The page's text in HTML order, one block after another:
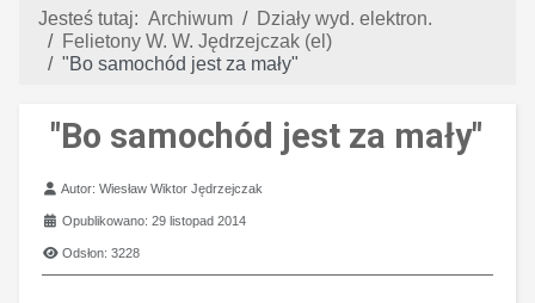
Jesteś tutaj: Archiwum
Działy wyd. elektron.
Felietony W. W. Jędrzejczak (el)
"Bo samochód jest za mały"
"Bo samochód jest za mały"
Szczegóły
Autor:Wiesław Wiktor Jędrzejczak
Opublikowano: 29 listopad 2014
Odsłon: 3228